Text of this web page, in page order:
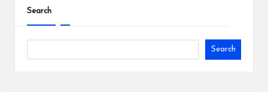
Search
Search